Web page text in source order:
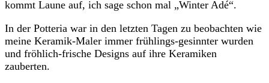
kommt Laune auf, ich sage schon mal „Winter Adé“.
In der Potteria war in den letzten Tagen zu beobachten wie
meine Keramik-Maler immer frühlings-gesinnter wurden
und fröhlich-frische Designs auf ihre Keramiken
zauberten.